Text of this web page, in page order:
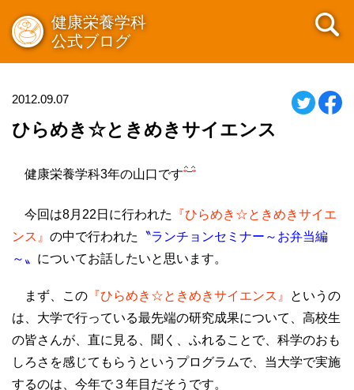
健康栄養学科
公式ブログ
2012.09.07
ひらめき☆ときめきサイエンス
健康栄養学科3年の山口です
今回は8月22日に行われた
『ひらめき☆ときめきサイエ
ンス』 の中で行われた
〝ランチョンセミナー～お弁当編
～〟 についてお話したいと思います。
まず、この 『ひらめき☆ときめきサイエンス』
というの
は、大学で行っている最先端の研究成果について、高校生
の皆さんが、直に見る、聞く、ふれることで、科学のおも
しろさを感じてもらうというプログラムで、当大学で実施
するのは、今年で３年目だそうです。